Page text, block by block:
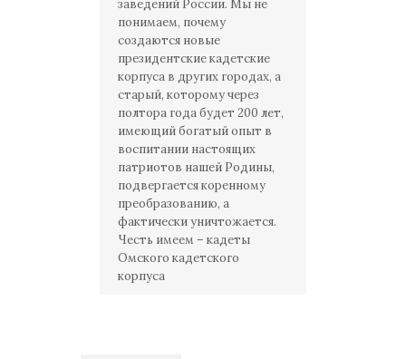
заведений России. Мы не
понимаем, почему
создаются новые
президентские кадетские
корпуса в других городах, а
старый, которому через
полтора года будет 200 лет,
имеющий богатый опыт в
воспитании настоящих
патриотов нашей Родины,
подвергается коренному
преобразованию, а
фактически уничтожается.
Честь имеем – кадеты
Омского кадетского
корпуса